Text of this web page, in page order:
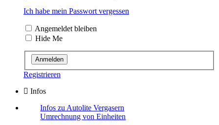
Ich habe mein Passwort vergessen
Angemeldet bleiben
Hide Me
Registrieren
Infos
Infos zu Autolite Vergasern
Umrechnung von Einheiten